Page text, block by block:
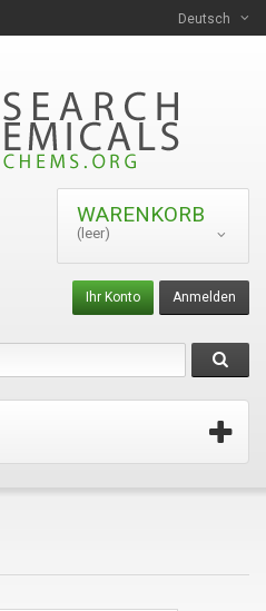
Deutsch
WARENKORB
(leer)
Anmelden
Ihr Konto